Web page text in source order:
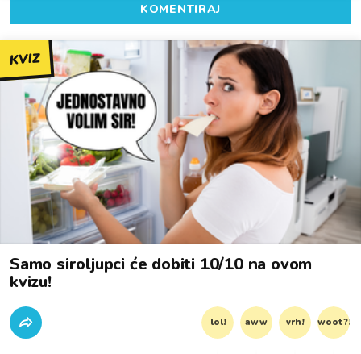
KOMENTIRAJ
KVIZ
Samo siroljupci će dobiti 10/10 na ovom
kvizu!
lol! aww vrh! woot?!